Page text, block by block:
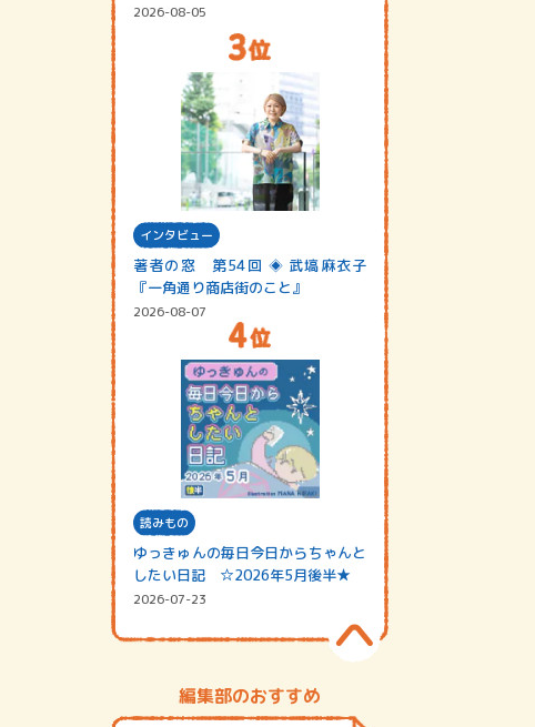
2026-08-05
インタビュー
著者の窓 第54回 ◈ 武塙麻衣子
『一角通り商店街のこと』
2026-08-07
読みもの
ゆっきゅんの毎日今日からちゃんと
したい日記 ☆2026年5月後半★
2026-07-23
編集部のおすすめ